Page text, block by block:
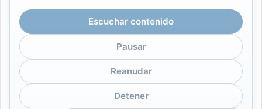
Escuchar contenido
Pausar
Reanudar
Detener